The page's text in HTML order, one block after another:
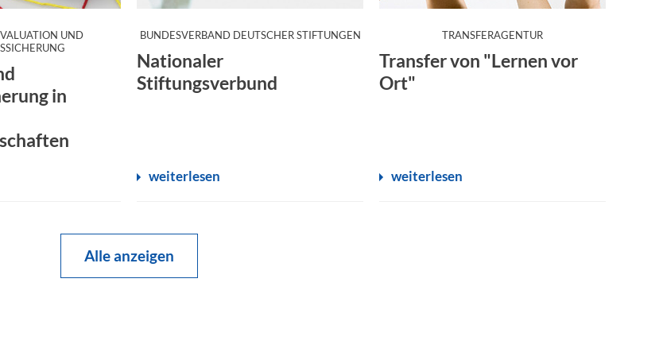
UND
:
in
BUNDESVERBAND DEUTSCHER STIFTUNGEN:
Nationaler
Stiftungsverbund
weiterlesen
TRANSFERAGENTUR:
Transfer von "Lernen vor
Ort"
weiterlesen
Alle anzeigen